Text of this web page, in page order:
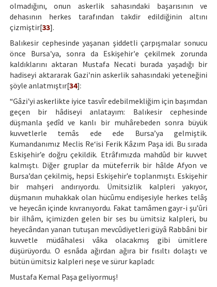
olmadığını, onun askerlik sahasındaki başarısının ve
dehasının herkes tarafından takdir edildiğinin altını
çizmiştir[33].
Balıkesir cephesinde yaşanan şiddetli çarpışmalar sonucu
önce Bursa'ya, sonra da Eskişehir'e çekilmek zorunda
kaldıklarını aktaran Mustafa Necati burada yaşadığı bir
hadiseyi aktararak Gazi'nin askerlik sahasındaki yeteneğini
şöyle anlatmıştır[34]:
“Gâzi'yi askerlikte iyice tasvîr edebilmekliğim için başımdan
geçen bir hâdiseyi anlatayım: Balıkesir cephesinde
düşmanla şedîd ve kanlı bir muhârebeden sonra büyük
kuvvetlerle temâs ede ede Bursa’ya gelmiştik.
Kumandanımız Meclis Re‘isi Ferik Kâzım Paşa idi. Bu sırada
Eskişehir’e doğru çekildik. Etrâfımızda mahdûd bir kuvvet
kalmıştı. Diğer gruplar da müteferrik bir hâlde Afyon ve
Bursa’dan çekilmiş, hepsi Eskişehir’e toplanmıştı. Eskişehir
bir mahşeri andırıyordu. Ümitsizlik kalpleri yakıyor,
düşmanın muhakkak olan hücûmu endişesiyle herkes telâş
ve heyecân içinde kıvranıyordu. Fakat tamâmen gayr-i şu’ûri
bir ilhâm, içimizden gelen bir ses bu ümitsiz kalpleri, bu
heyecândan yanan tutuşan mevcûdiyetleri güyâ Rabbâni bir
kuvvetle müdâhalesi vâka olacakmış gibi ümitlere
düşürüyordu. O esnâda ağırdan ağıra bir fısıltı dolaştı ve
bütün ümitsiz kalpleri neşe ve sürur kapladı:
Mustafa Kemal Paşa geliyormuş!